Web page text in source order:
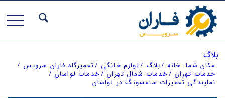
بلاگ
مکان شما: خانه /بلاگ / لوازم خانگی /تعمیرگاه فاران سرویس /
خدمات تهران /خدمات شمال تهران /خدمات لواسان /
نمایندگی تعمیرات سامسونگ در لواسان